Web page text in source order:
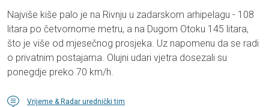
Najviše kiše palo je na Rivnju u zadarskom arhipelagu - 108
litara po četvornome metru, a na Dugom Otoku 145 litara,
što je više od mjesečnog prosjeka. Uz napomenu da se radi
o privatnim postajama. Olujni udari vjetra dosezali su
ponegdje preko 70 km/h.
Vrijeme & Radar urednički tim